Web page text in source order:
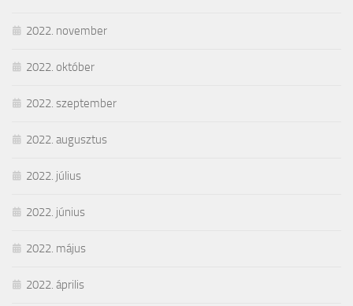
2022. november
2022. október
2022. szeptember
2022. augusztus
2022. július
2022. június
2022. május
2022. április